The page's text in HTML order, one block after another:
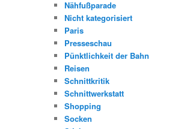
Nähfußparade
Nicht kategorisiert
Paris
Presseschau
Pünktlichkeit der Bahn
Reisen
Schnittkritik
Schnittwerkstatt
Shopping
Socken